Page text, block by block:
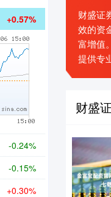
财盛证
效的资
富增值
提供专
财盛
+0.57%
-0.24%
-0.15%
+0.30%